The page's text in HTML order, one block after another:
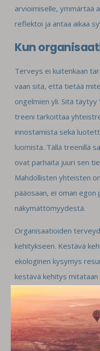
arvioimiselle, ymmärtää
reflektoi ja antaa aikaa
Kun
Terveys ei kuitenkaan
vaan sitä, että tietää
ongelmien yli. Sitä täytyy
treeni tarkoittaa
innostamista sekä
luomista. Tällä treenillä
ovat parhaita juuri sen
Mahdollisten yhteisten
pääosaan, ei oman
näkymättömyydestä.
Organisaatioiden
kehitykseen. Kestävä
ekologinen kysymys
kestävä kehitys
ratkaisemaan ongelmia
tervettä tulevaisuutta
ihmisiä ja miten
fyysisesti ja henkisesti